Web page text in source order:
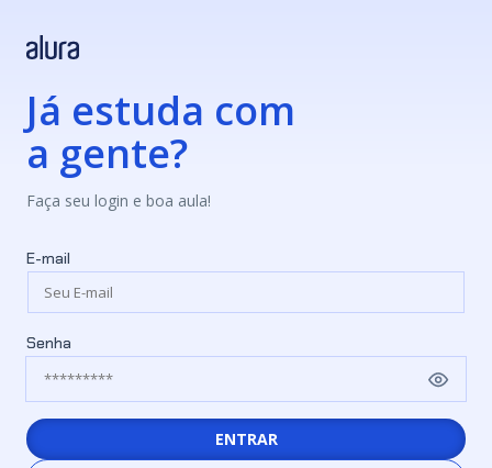
Já estuda com
a gente?
Faça seu login e boa aula!
E-mail
Senha
ENTRAR